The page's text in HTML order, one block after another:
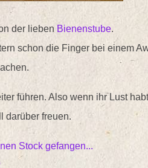
der lieben Bienenstube.
schon die Finger bei einem
führen. Also wenn ihr Lust
darüber freuen.